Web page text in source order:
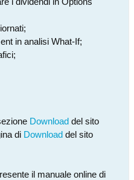
in analisi What-If;
Download del sito
di Download del sito
il manuale online di